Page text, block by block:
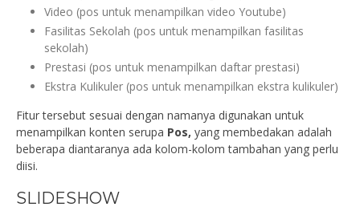
Video (pos untuk menampilkan video Youtube)
Fasilitas Sekolah (pos untuk menampilkan fasilitas
sekolah)
Prestasi (pos untuk menampilkan daftar prestasi)
Ekstra Kulikuler (pos untuk menampilkan ekstra kulikuler)
Fitur tersebut sesuai dengan namanya digunakan untuk
menampilkan konten serupa Pos, yang membedakan adalah
beberapa diantaranya ada kolom-kolom tambahan yang perlu
diisi.
SLIDESHOW